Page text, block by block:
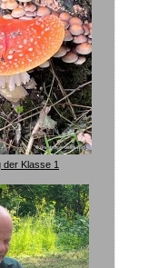
der Klasse 1